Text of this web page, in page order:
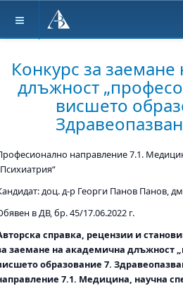
Конкурс за
длъжност
висшето
направление 7.1.
доц. д-р Георги Панов Панов,
в ДВ, бр. 45/17.06.2022 г.
справка, рецензии и
заемане на академична длъжност
образование 7.
7.1. Медицина, научна